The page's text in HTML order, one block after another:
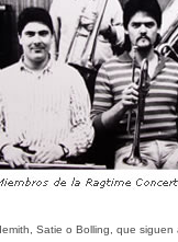
Satie o Bolling, que